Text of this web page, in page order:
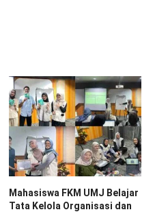
Mahasiswa FKM UMJ Belajar
Tata Kelola Organisasi dan